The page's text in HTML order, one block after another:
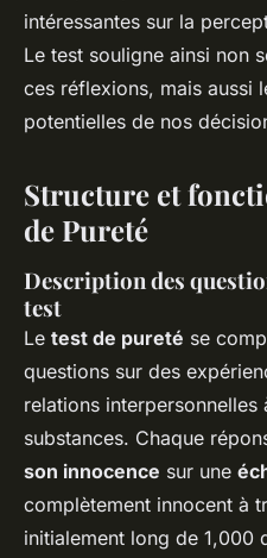
intéressantes sur la
Le test souligne ainsi non
ces réflexions, mais aussi
potentielles de nos
Structure et
de Pureté
Description des
test
Le test de pureté se
questions sur des
relations
substances. Chaque
son innocence sur une
complètement innocent à
initialement long de 1,000